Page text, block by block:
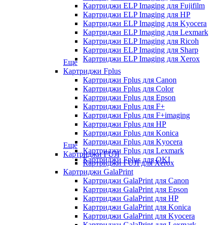
Картриджи ELP Imaging для Fujifilm
Картриджи ELP Imaging для HP
Картриджи ELP Imaging для Kyocera
Картриджи ELP Imaging для Lexmark
Картриджи ELP Imaging для Ricoh
Картриджи ELP Imaging для Sharp
Картриджи ELP Imaging для Xerox
Еще
Картриджи Fplus
Картриджи Fplus для Canon
Картриджи Fplus для Color
Картриджи Fplus для Epson
Картриджи Fplus для F+
Картриджи Fplus для F+imaging
Картриджи Fplus для HP
Картриджи Fplus для Konica
Картриджи Fplus для Kyocera
Картриджи Fplus для Lexmark
Картриджи Fplus для OKI
Еще
Картриджи FUJI
Картриджи FUJI для Xerox
Картриджи GalaPrint
Картриджи GalaPrint для Canon
Картриджи GalaPrint для Epson
Картриджи GalaPrint для HP
Картриджи GalaPrint для Konica
Картриджи GalaPrint для Kyocera